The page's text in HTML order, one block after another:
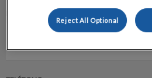
NOMBRE COMPLETO:
Reject All Optional